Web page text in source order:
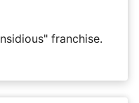
franchise.